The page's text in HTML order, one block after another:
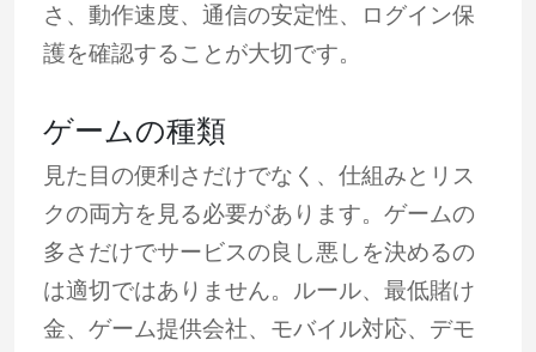
さ、動作速度、通信の安定性、ログイン保
護を確認することが大切です。
ゲームの種類
見た目の便利さだけでなく、仕組みとリス
クの両方を見る必要があります。ゲームの
多さだけでサービスの良し悪しを決めるの
は適切ではありません。ルール、最低賭け
金、ゲーム提供会社、モバイル対応、デモ